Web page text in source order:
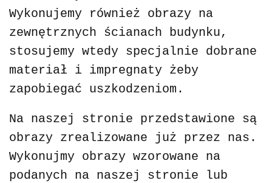
Wykonujemy również obrazy na
zewnętrznych ścianach budynku,
stosujemy wtedy specjalnie dobrane
materiał i impregnaty żeby
zapobiegać uszkodzeniom.
Na naszej stronie przedstawione są
obrazy zrealizowane już przez nas.
Wykonujmy obrazy wzorowane na
podanych na naszej stronie lub